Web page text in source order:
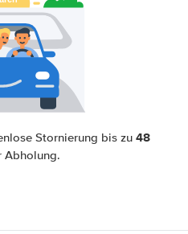
Stornierung bis zu48
Abholung.